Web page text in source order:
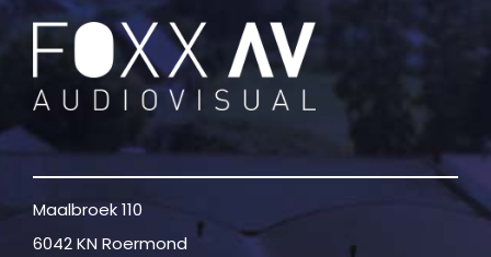
Maalbroek 110
6042 KN Roermond